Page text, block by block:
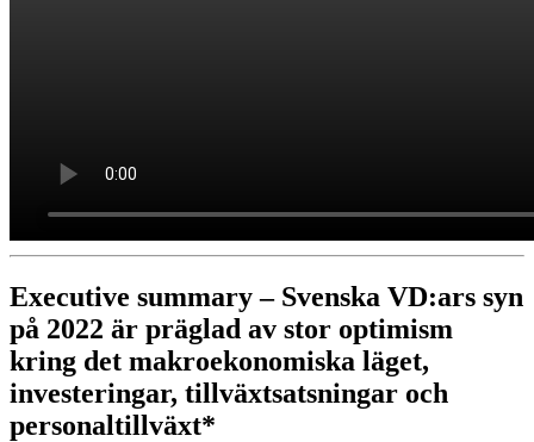
Executive summary – Svenska VD:ars syn
på 2022 är präglad av stor optimism
kring det makroekonomiska läget,
investeringar, tillväxtsatsningar och
personaltillväxt*